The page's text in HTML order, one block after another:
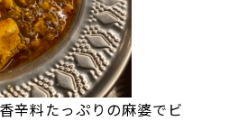
辛料たっぷりの麻婆でビ